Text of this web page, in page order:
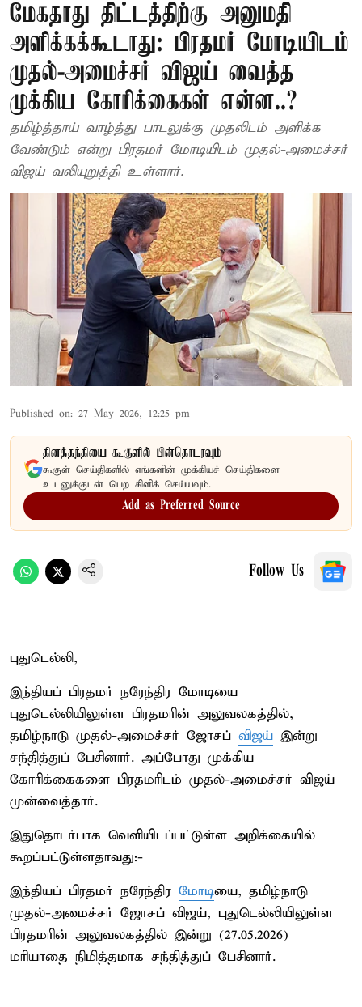
மேகதாது திட்டத்திற்கு அனுமதி
அளிக்கக்கூடாது: பிரதமர் மோடியிடம்
முதல்-அமைச்சர் விஜய் வைத்த
முக்கிய கோரிக்கைகள் என்ன..?
தமிழ்த்தாய் வாழ்த்து பாடலுக்கு முதலிடம் அளிக்க
வேண்டும் என்று பிரதமர் மோடியிடம் முதல்-அமைச்சர்
விஜய் வலியுறுத்தி உள்ளார்.
Published on: 27 May 2026, 12:25 pm
தினத்தந்தியை கூகுளில் பின்தொடரவும்
கூகுள் செய்திகளில் எங்களின் முக்கியச் செய்திகளை
உடனுக்குடன் பெற கிளிக் செய்யவும்.
Add as Preferred Source
Follow Us
புதுடெல்லி,
இந்தியப் பிரதமர் நரேந்திர மோடியை
புதுடெல்லியிலுள்ள பிரதமரின் அலுவலகத்தில்,
தமிழ்நாடு முதல்-அமைச்சர் ஜோசப் விஜய் இன்று
சந்தித்துப் பேசினார். அப்போது முக்கிய
கோரிக்கைகளை பிரதமரிடம் முதல்-அமைச்சர் விஜய்
முன்வைத்தார்.
இதுதொடர்பாக வெளியிடப்பட்டுள்ள அறிக்கையில்
கூறப்பட்டுள்ளதாவது:-
இந்தியப் பிரதமர் நரேந்திர மோடியை, தமிழ்நாடு
முதல்-அமைச்சர் ஜோசப் விஜய், புதுடெல்லியிலுள்ள
பிரதமரின் அலுவலகத்தில் இன்று (27.05.2026)
மரியாதை நிமித்தமாக சந்தித்துப் பேசினார்.